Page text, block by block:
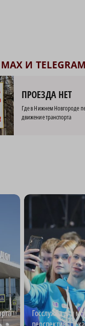
И
ПРОЕЗДА НЕТ
Где в Нижнем Новгороде
движение транспорта
Госслужба для